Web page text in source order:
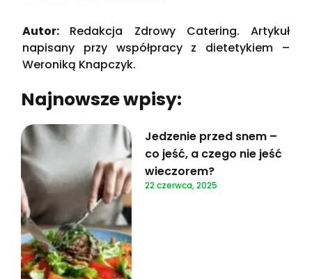
Autor: Redakcja Zdrowy Catering. Artykuł
napisany przy współpracy z dietetykiem –
Weroniką Knapczyk.
Najnowsze wpisy:
Jedzenie przed snem –
co jeść, a czego nie jeść
wieczorem?
22 czerwca, 2025